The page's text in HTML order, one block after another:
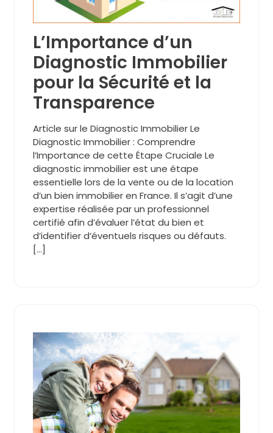
L’Importance d’un
Diagnostic Immobilier
pour la Sécurité et la
Transparence
Article sur le Diagnostic Immobilier Le
Diagnostic Immobilier : Comprendre
l’Importance de cette Étape Cruciale Le
diagnostic immobilier est une étape
essentielle lors de la vente ou de la location
d’un bien immobilier en France. Il s’agit d’une
expertise réalisée par un professionnel
certifié afin d’évaluer l’état du bien et
d’identifier d’éventuels risques ou défauts.
[…]